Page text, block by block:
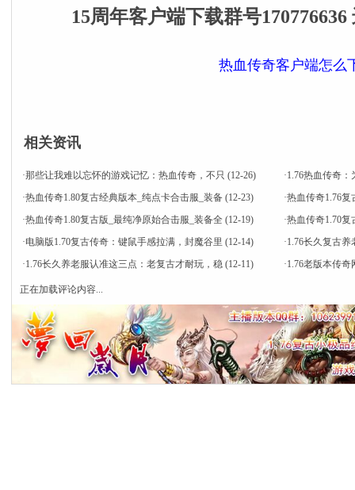
15周年客户端下载群号
热血传奇客户端怎么
相关资讯
·那些让我难以忘怀的游戏记忆：热血传奇，不只 (12-26) ·1.76热血传奇
·热血传奇1.80复古经典版本_纯点卡合击服_装备 (12-23) ·热血传奇1.76复
·热血传奇1.80复古版_最纯净原始合击服_装备全 (12-19) ·热血传奇1.70
·电脑版1.70复古传奇：键鼠手感拉满，封魔谷里 (12-14) ·1.76长久复古
·1.76长久养老服认准这三点：老复古才耐玩，稳 (12-11) ·1.76老版本传
正在加载评论内容...